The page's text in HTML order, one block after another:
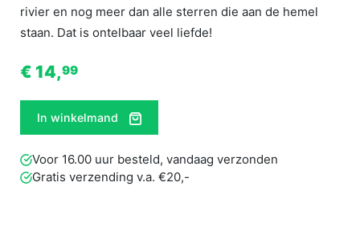
rivier en nog meer dan alle sterren die aan de hemel
staan. Dat is ontelbaar veel liefde!
€ 14,99
In winkelmand
Voor 16.00 uur besteld, vandaag verzonden
Gratis verzending v.a. €20,-